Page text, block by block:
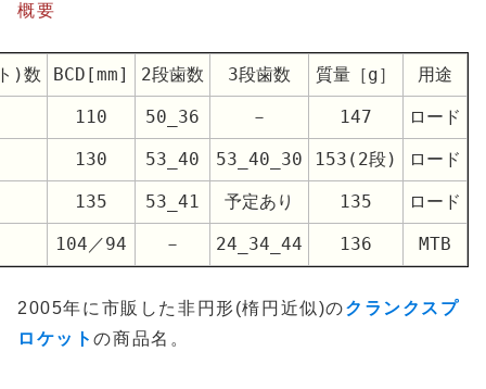
概要
)数 BCD[mm] 2段歯数 3段歯数 質量［g］ 用途
110 50_36 － 147 ロード
130 53_40 53_40_30 153(2段) ロード
135 53_41 予定あり 135 ロード
104／94 － 24_34_44 136 MTB
2005年に市販した非円形(楕円近似)のクランクスプ
ロケットの商品名。